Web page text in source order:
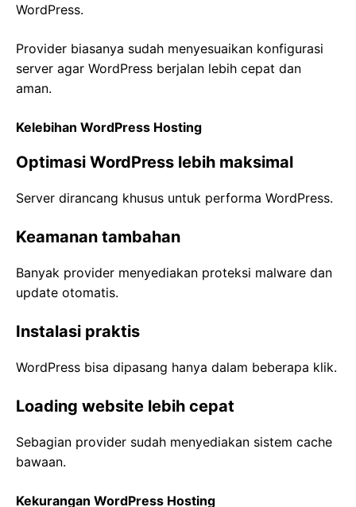
WordPress.
Provider biasanya sudah menyesuaikan konfigurasi
server agar WordPress berjalan lebih cepat dan
aman.
Kelebihan WordPress Hosting
Optimasi WordPress lebih maksimal
Server dirancang khusus untuk performa WordPress.
Keamanan tambahan
Banyak provider menyediakan proteksi malware dan
update otomatis.
Instalasi praktis
WordPress bisa dipasang hanya dalam beberapa klik.
Loading website lebih cepat
Sebagian provider sudah menyediakan sistem cache
bawaan.
Kekurangan WordPress Hosting